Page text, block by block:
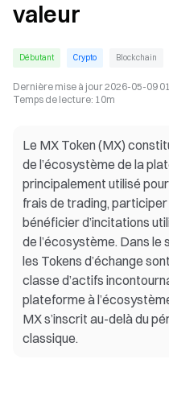
valeur
Débutant Crypto Blockchain
Dernière mise à jour2026-05-09
Temps de lecture: 10m
Le MX Token (MX)
de l’écosystème de la
principalement utilisé
frais de trading,
bénéficier d’incitations
de l’écosystème. Dans
les Tokens d’échange
classe d’actifs
plateforme à
MX s’inscrit au-delà du
classique.